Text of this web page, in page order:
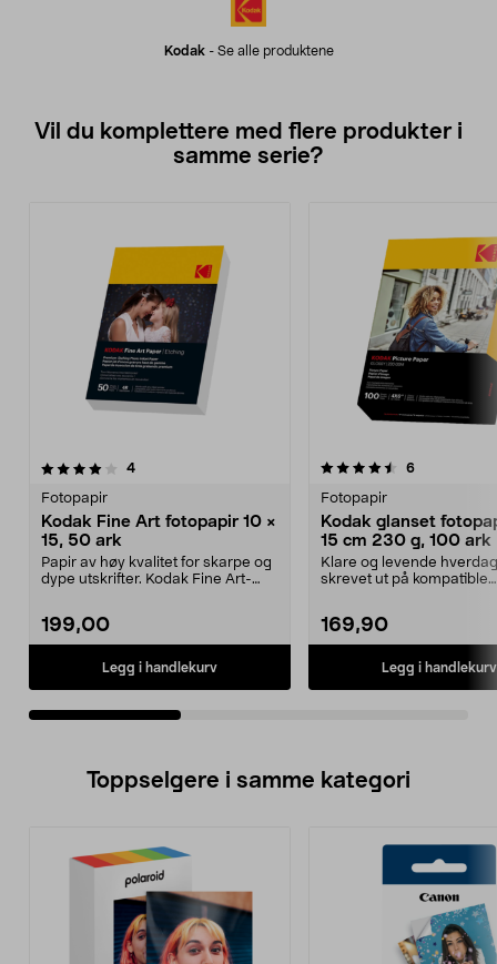
Kodak- Se alle produktene
Vil du komplettere med flere produkter i
samme serie?
4anmeldelser
Fotopapir
Kodak Fine Art fotopapir 10 ×
15, 50 ark
Papir av høy kvalitet for skarpe og
dype utskrifter. Kodak Fine Art-
199,00
Legg i handlekurv
4.5av 5 stjerner 6anmeldelser
Fotopapir
Kodak glanset
15 cm 230 g, 100 ark
Klare og levende
skrevet ut på kompatible
169,90
Legg i handlekurv
4.5av 5 stjerner
Toppselgere i samme kategori